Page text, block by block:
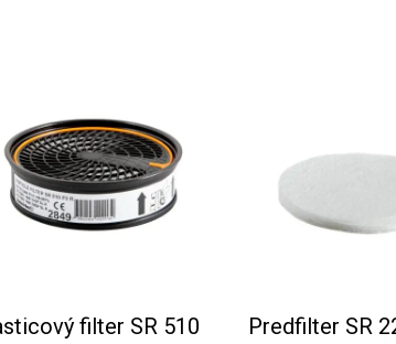
filter SR 510
Predfilter SR 221